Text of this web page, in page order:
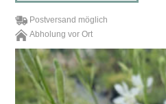
Postversand möglich
Abholung vor Ort